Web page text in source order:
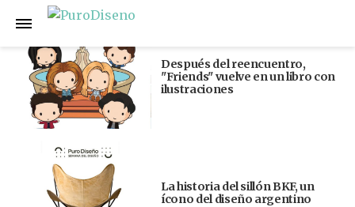
Anterior
Después del reencuentro,
"Friends" vuelve en un libro con
ilustraciones
La historia del sillón BKF, un
ícono del diseño argentino
Siguiente